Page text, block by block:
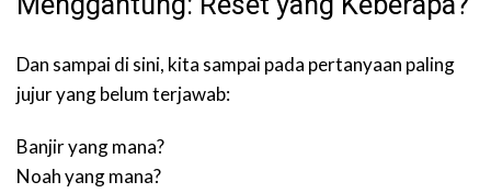
Dan sampai di sini, kita sampai pada pertanyaan paling
jujur yang belum terjawab:
Banjir yang mana?
Noah yang mana?